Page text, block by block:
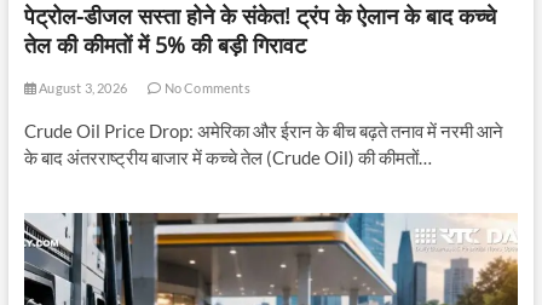
पेट्रोल-डीजल सस्ता होने के संकेत! ट्रंप के ऐलान के बाद कच्चे
तेल की कीमतों में 5% की बड़ी गिरावट
August 3, 2026 No Comments
Crude Oil Price Drop: अमेरिका और ईरान के बीच बढ़ते तनाव में नरमी आने
के बाद अंतरराष्ट्रीय बाजार में कच्चे तेल (Crude Oil) की कीमतों…